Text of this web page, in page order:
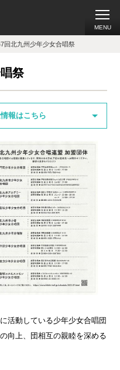
MENU
回北九州少年少女合唱祭
祭
報はこちら
活動している少年少女合唱団
向上、団相互の親睦を深める